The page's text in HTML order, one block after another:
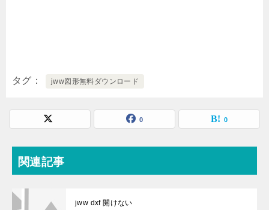
タグ jww図形無料ダウンロード
0 0
関連記事
jww dxf 開けない